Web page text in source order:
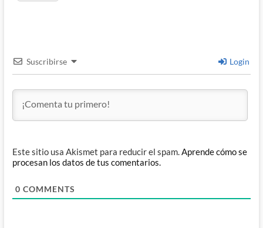
Suscribirse Login
Este sitio usa Akismet para reducir el spam.Aprende cómo se
procesan los datos de tus comentarios.
0 COMMENTS